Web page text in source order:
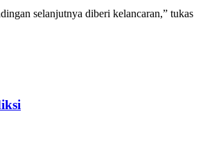
selanjutnya diberi kelancaran,” tukas